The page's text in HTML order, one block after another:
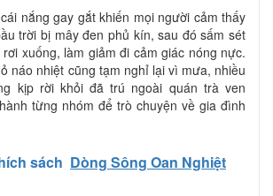
nắng gay gắt khiến mọi người cảm thấy
trời bị mây đen phủ kín, sau đó sấm sét
xuống, làm giảm đi cảm giác nóng nực.
náo nhiệt cũng tạm nghỉ lại vì mưa, nhiều
kịp rời khỏi đã trú ngoài quán trà ven
từng nhóm để trò chuyện về gia đình
sách Dòng Sông Oan Nghiệt